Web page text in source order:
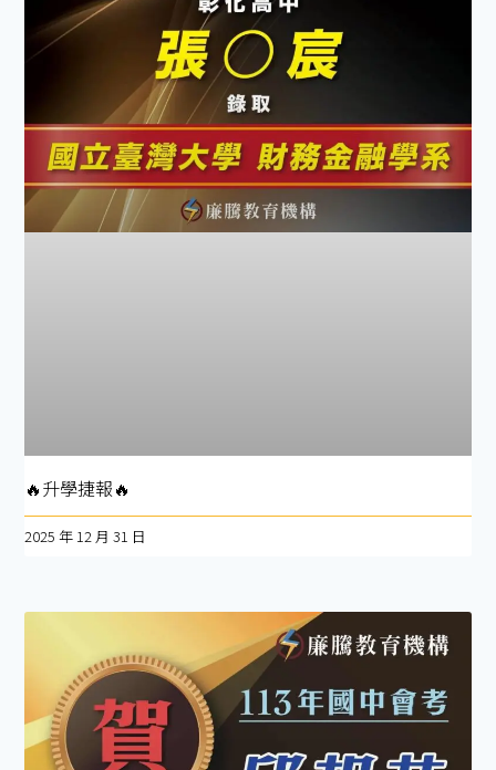
🔥升學捷報🔥
2025 年 12 月 31 日